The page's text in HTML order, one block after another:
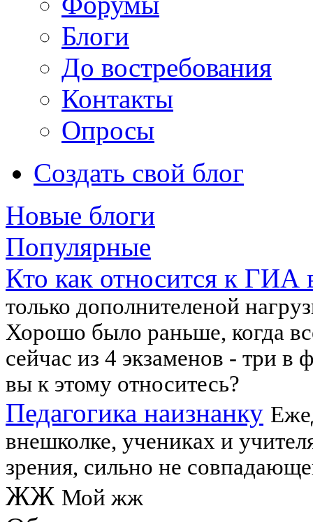
Блоги
До востребования
Контакты
Опросы
Создать свой блог
Новые блоги
Популярные
Кто как относится к ГИА
только дополнителеной
Хорошо было раньше, когда
сейчас из 4 экзаменов - три
вы к этому относитесь?
Педагогика наизнанку
внешколке, учениках и
зрения, сильно не
ЖЖ Мой жж